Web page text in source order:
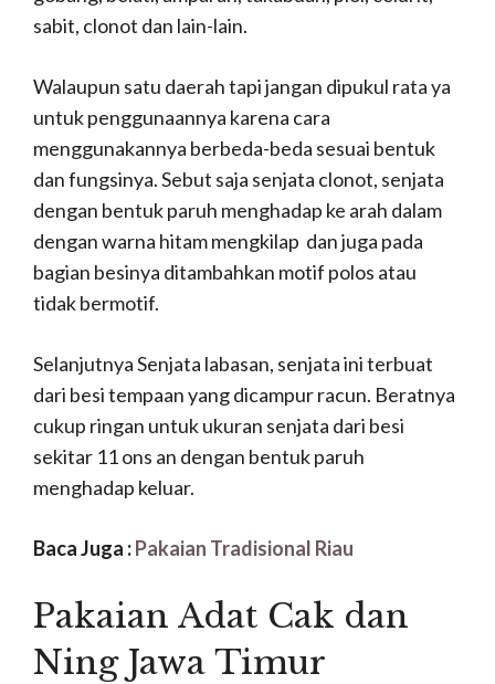
sabit, clonot dan lain-lain.
Walaupun satu daerah tapi jangan dipukul rata ya
untuk penggunaannya karena cara
menggunakannya berbeda-beda sesuai bentuk
dan fungsinya. Sebut saja senjata clonot, senjata
dengan bentuk paruh menghadap ke arah dalam
dengan warna hitam mengkilap dan juga pada
bagian besinya ditambahkan motif polos atau
tidak bermotif.
Selanjutnya Senjata labasan, senjata ini terbuat
dari besi tempaan yang dicampur racun. Beratnya
cukup ringan untuk ukuran senjata dari besi
sekitar 11 ons an dengan bentuk paruh
menghadap keluar.
Baca Juga :Pakaian Tradisional Riau
Pakaian Adat Cak dan
Ning Jawa Timur